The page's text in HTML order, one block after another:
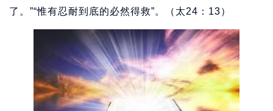
了。”“惟有忍耐到底的必然得救”。（太24：13）